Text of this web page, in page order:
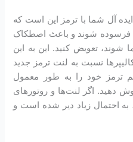
آل شما با ترمز این است که
شوند و باعث اصطکاک
تعویض کنید. این به این
نسبت به لنت ترمز جدید
خود را به طور معمول
اگر لنت‌ها و روتورهای
زیاد دیر شده است و